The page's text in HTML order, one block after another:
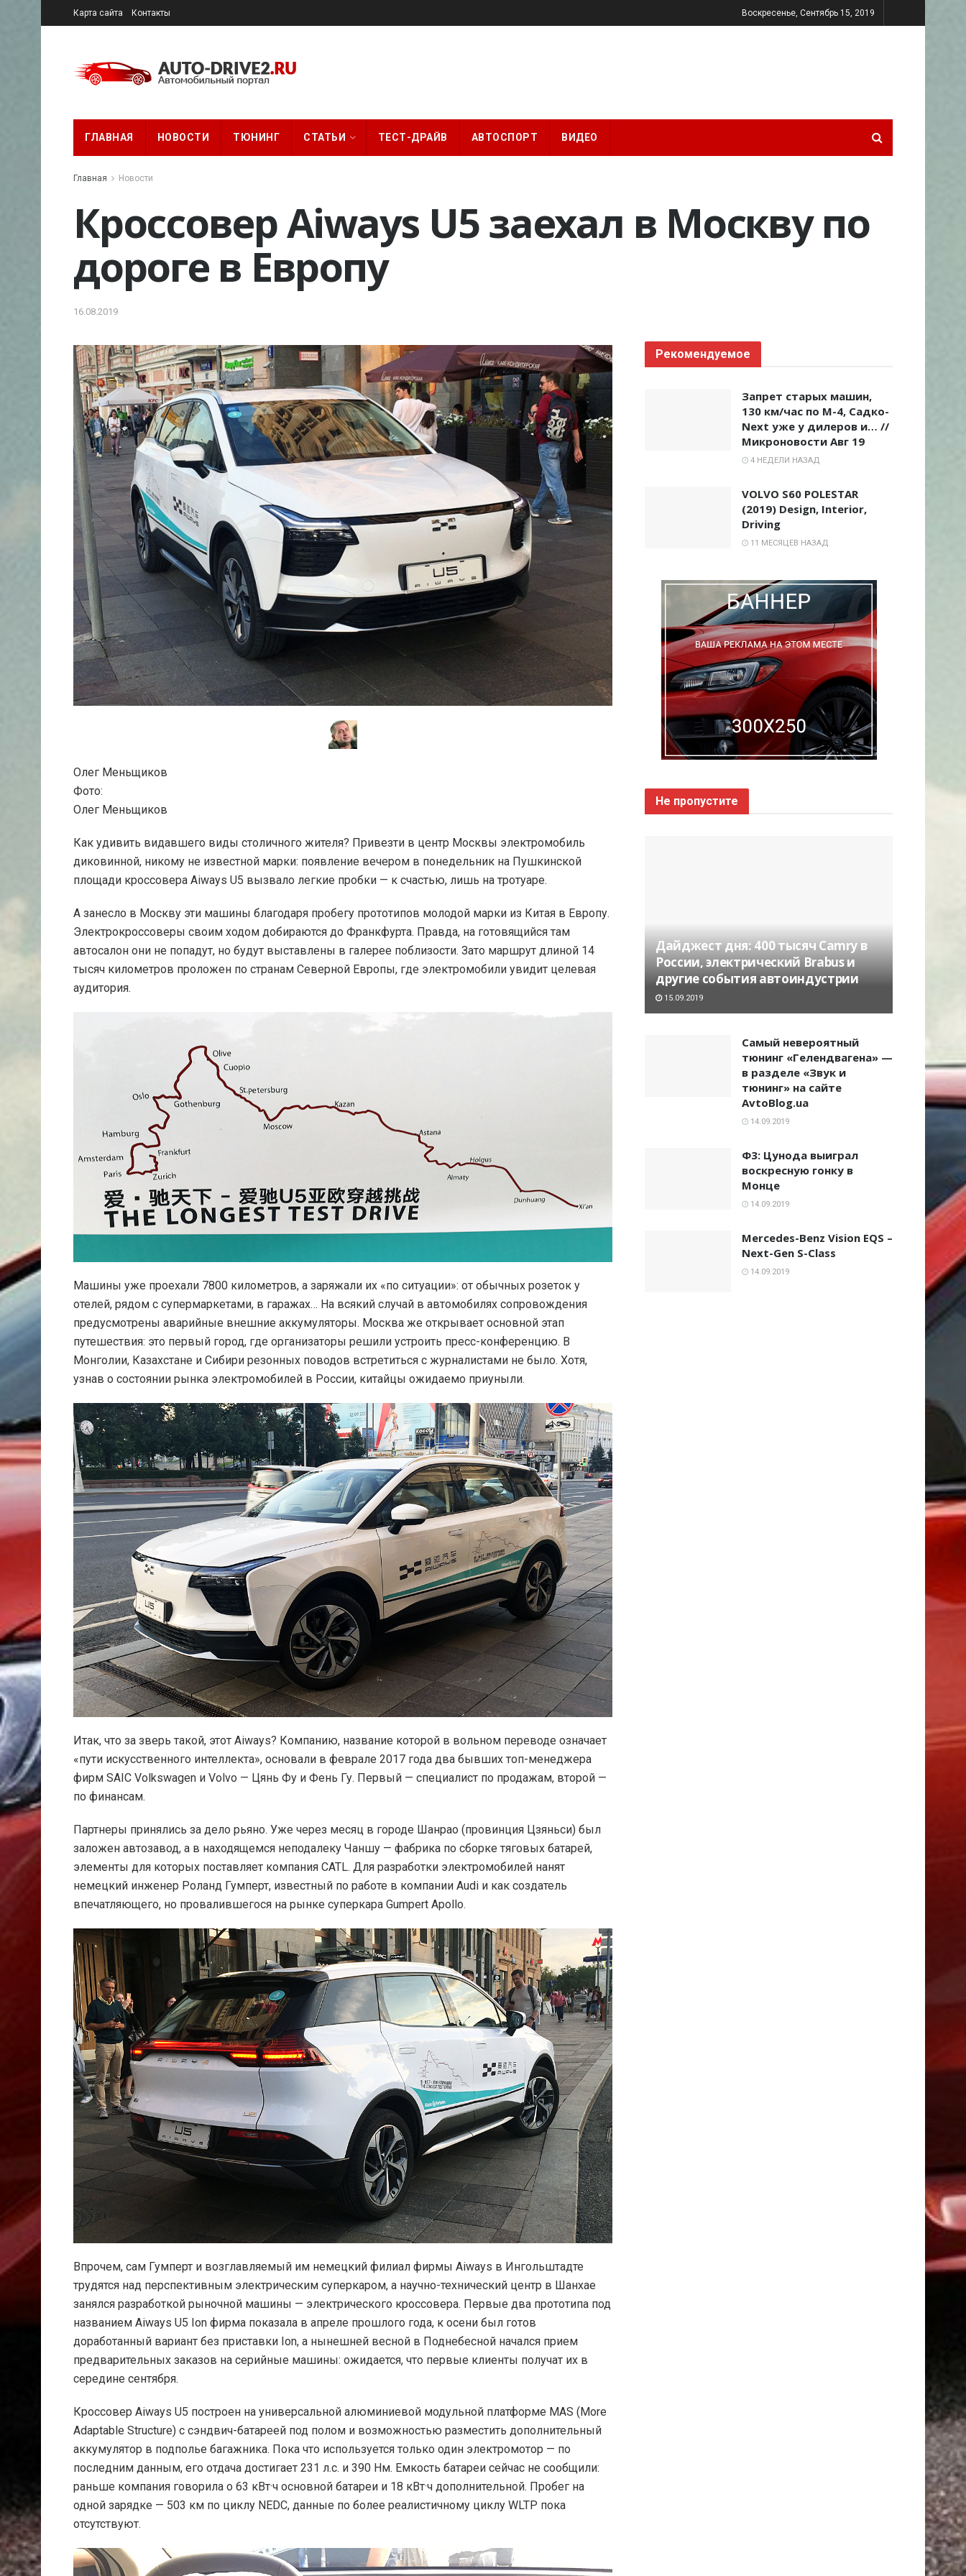
Карта сайта Контакты Воскресенье, Сентябрь 15, 2019
ГЛАВНАЯ НОВОСТИ ТЮНИНГ СТАТЬИ ТЕСТ-ДРАЙВ АВТОСПОРТ ВИДЕО
Главная Новости
Кроссовер Aiways U5 заехал в Москву по
дороге в Европу
16.08.2019
Олег Меньщиков
Фото:
Олег Меньщиков
Как удивить видавшего виды столичного жителя? Привезти в центр Москвы электромобиль
диковинной, никому не известной марки: появление вечером в понедельник на Пушкинской
площади кроссовера Aiways U5 вызвало легкие пробки — к счастью, лишь на тротуаре.
А занесло в Москву эти машины благодаря пробегу прототипов молодой марки из Китая в Европу.
Электрокроссоверы своим ходом добираются до Франкфурта. Правда, на готовящийся там
автосалон они не попадут, но будут выставлены в галерее поблизости. Зато маршрут длиной 14
тысяч километров проложен по странам Северной Европы, где электромобили увидит целевая
аудитория.
Машины уже проехали 7800 километров, а заряжали их «по ситуации»: от обычных розеток у
отелей, рядом с супермаркетами, в гаражах… На всякий случай в автомобилях сопровождения
предусмотрены аварийные внешние аккумуляторы. Москва же открывает основной этап
путешествия: это первый город, где организаторы решили устроить пресс-конференцию. В
Монголии, Казахстане и Сибири резонных поводов встретиться с журналистами не было. Хотя,
узнав о состоянии рынка электромобилей в России, китайцы ожидаемо приуныли.
Итак, что за зверь такой, этот Aiways? Компанию, название которой в вольном переводе означает
«пути искусственного интеллекта», основали в феврале 2017 года два бывших топ-менеджера
фирм SAIC Volkswagen и Volvo — Цянь Фу и Фень Гу. Первый — специалист по продажам, второй —
по финансам.
Партнеры принялись за дело рьяно. Уже через месяц в городе Шанрао (провинция Цзяньси) был
заложен автозавод, а в находящемся неподалеку Чаншу — фабрика по сборке тяговых батарей,
элементы для которых поставляет компания CATL. Для разработки электромобилей нанят
немецкий инженер Роланд Гумперт, известный по работе в компании Audi и как создатель
впечатляющего, но провалившегося на рынке суперкара Gumpert Apollo.
Впрочем, сам Гумперт и возглавляемый им немецкий филиал фирмы Aiways в Ингольштадте
трудятся над перспективным электрическим суперкаром, а научно-технический центр в Шанхае
занялся разработкой рыночной машины — электрического кроссовера. Первые два прототипа под
названием Aiways U5 Ion фирма показала в апреле прошлого года, к осени был готов
доработанный вариант без приставки Ion, а нынешней весной в Поднебесной начался прием
предварительных заказов на серийные машины: ожидается, что первые клиенты получат их в
середине сентября.
Кроссовер Aiways U5 построен на универсальной алюминиевой модульной платформе MAS (More
Adaptable Structure) с сэндвич-батареей под полом и возможностью разместить дополнительный
аккумулятор в подполье багажника. Пока что используется только один электромотор — по
последним данным, его отдача достигает 231 л.с. и 390 Нм. Емкость батареи сейчас не сообщили:
раньше компания говорила о 63 кВт·ч основной батареи и 18 кВт·ч дополнительной. Пробег на
одной зарядке — 503 км по циклу NEDC, данные по более реалистичному циклу WLTP пока
отсутствуют.
Рекомендуемое
Запрет старых машин,
130 км/час по М-4, Садко-
Next уже у дилеров и… //
Микроновости Авг 19
4 НЕДЕЛИ НАЗАД
VOLVO S60 POLESTAR
(2019) Design, Interior,
Driving
11 МЕСЯЦЕВ НАЗАД
Не пропустите
Дайджест дня: 400 тысяч Camry в
России, электрический Brabus и
другие события автоиндустрии
15.09.2019
Самый невероятный
тюнинг «Гелендвагена» —
в разделе «Звук и
тюнинг» на сайте
AvtoBlog.ua
14.09.2019
Ф3: Цунода выиграл
воскресную гонку в
Монце
14.09.2019
Mercedes-Benz Vision EQS –
Next-Gen S-Class
14.09.2019